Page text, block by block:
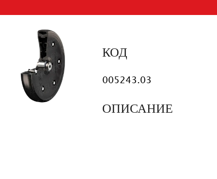
КОД
005243.03
ОПИСАНИЕ